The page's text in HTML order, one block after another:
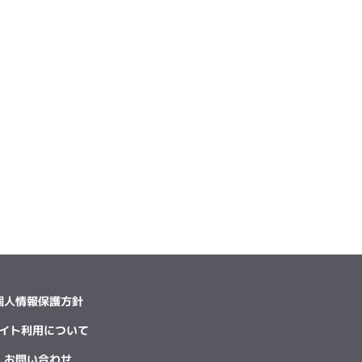
人情報保護方針
ト利用について
お問い合わせ